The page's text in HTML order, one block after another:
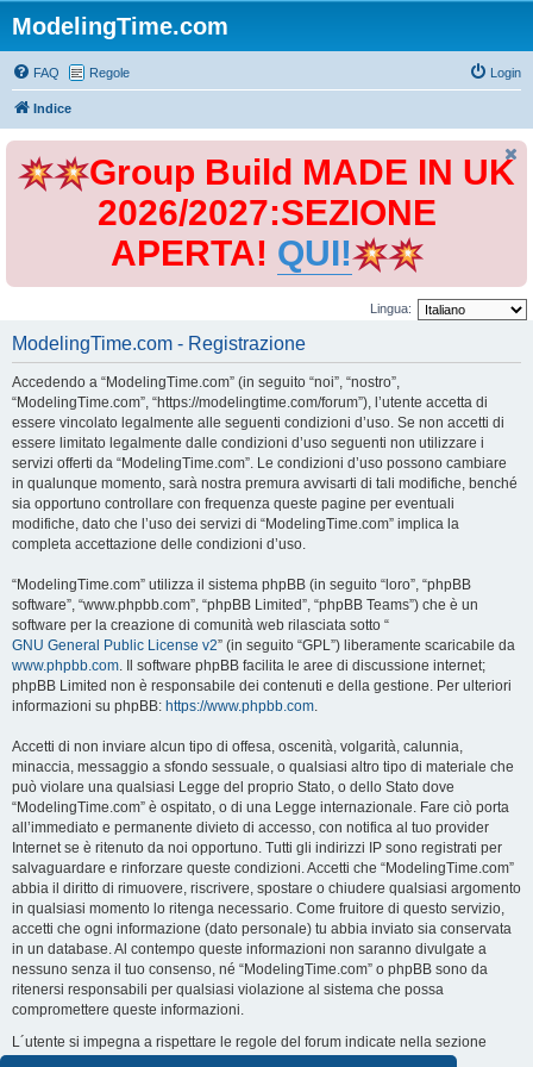
ModelingTime.com
FAQ Regole Login
Indice
Group Build MADE IN UK
2026/2027:SEZIONE
APERTA! QUI!
Lingua:
ModelingTime.com - Registrazione
Accedendo a “ModelingTime.com” (in seguito “noi”, “nostro”,
“ModelingTime.com”, “https://modelingtime.com/forum”), l’utente accetta di
essere vincolato legalmente alle seguenti condizioni d’uso. Se non accetti di
essere limitato legalmente dalle condizioni d’uso seguenti non utilizzare i
servizi offerti da “ModelingTime.com”. Le condizioni d’uso possono cambiare
in qualunque momento, sarà nostra premura avvisarti di tali modifiche, benché
sia opportuno controllare con frequenza queste pagine per eventuali
modifiche, dato che l’uso dei servizi di “ModelingTime.com” implica la
completa accettazione delle condizioni d’uso.
“ModelingTime.com” utilizza il sistema phpBB (in seguito “loro”, “phpBB
software”, “www.phpbb.com”, “phpBB Limited”, “phpBB Teams”) che è un
software per la creazione di comunità web rilasciata sotto “
GNU General Public License v2” (in seguito “GPL”) liberamente scaricabile da
www.phpbb.com. Il software phpBB facilita le aree di discussione internet;
phpBB Limited non è responsabile dei contenuti e della gestione. Per ulteriori
informazioni su phpBB: https://www.phpbb.com.
Accetti di non inviare alcun tipo di offesa, oscenità, volgarità, calunnia,
minaccia, messaggio a sfondo sessuale, o qualsiasi altro tipo di materiale che
può violare una qualsiasi Legge del proprio Stato, o dello Stato dove
“ModelingTime.com” è ospitato, o di una Legge internazionale. Fare ciò porta
all’immediato e permanente divieto di accesso, con notifica al tuo provider
Internet se è ritenuto da noi opportuno. Tutti gli indirizzi IP sono registrati per
salvaguardare e rinforzare queste condizioni. Accetti che “ModelingTime.com”
abbia il diritto di rimuovere, riscrivere, spostare o chiudere qualsiasi argomento
in qualsiasi momento lo ritenga necessario. Come fruitore di questo servizio,
accetti che ogni informazione (dato personale) tu abbia inviato sia conservata
in un database. Al contempo queste informazioni non saranno divulgate a
nessuno senza il tuo consenso, né “ModelingTime.com” o phpBB sono da
ritenersi responsabili per qualsiasi violazione al sistema che possa
compromettere queste informazioni.
L´utente si impegna a rispettare le regole del forum indicate nella sezione